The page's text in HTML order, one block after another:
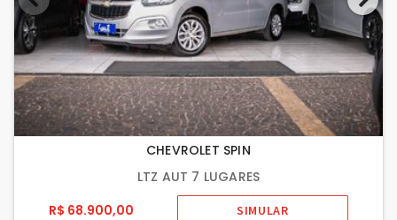
CHEVROLET SPIN
LTZ AUT 7 LUGARES
R$ 68.900,00
SIMULAR